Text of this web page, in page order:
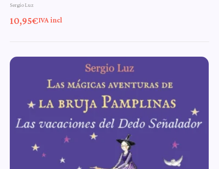
Pamplinas
Sergio Luz
10,95€IVA incl